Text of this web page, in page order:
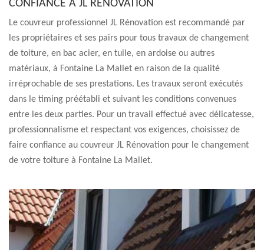
CONFIANCE À JL RÉNOVATION
Le couvreur professionnel JL Rénovation est recommandé par
les propriétaires et ses pairs pour tous travaux de changement
de toiture, en bac acier, en tuile, en ardoise ou autres
matériaux, à Fontaine La Mallet en raison de la qualité
irréprochable de ses prestations. Les travaux seront exécutés
dans le timing préétabli et suivant les conditions convenues
entre les deux parties. Pour un travail effectué avec délicatesse,
professionnalisme et respectant vos exigences, choisissez de
faire confiance au couvreur JL Rénovation pour le changement
de votre toiture à Fontaine La Mallet.